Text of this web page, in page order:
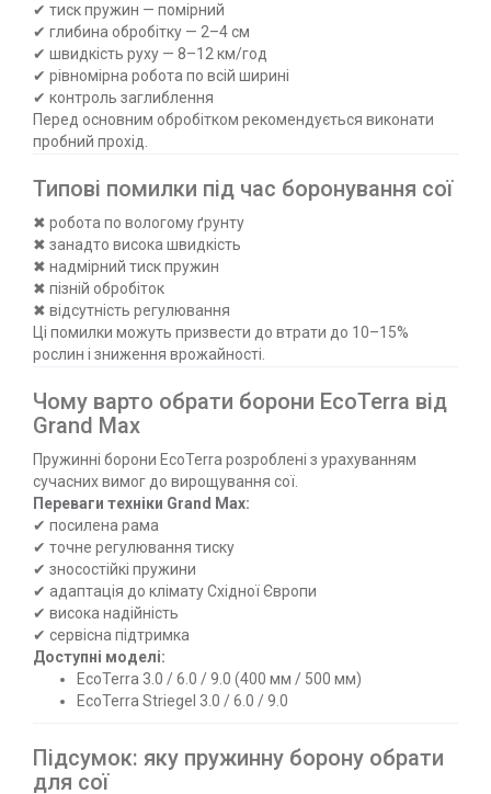
✔ тиск пружин — помірний
✔ глибина обробітку — 2–4 см
✔ швидкість руху — 8–12 км/год
✔ рівномірна робота по всій ширині
✔ контроль заглиблення
Перед основним обробітком рекомендується виконати
пробний прохід.
Типові помилки під час боронування сої
✖ робота по вологому ґрунту
✖ занадто висока швидкість
✖ надмірний тиск пружин
✖ пізній обробіток
✖ відсутність регулювання
Ці помилки можуть призвести до втрати до 10–15%
рослин і зниження врожайності.
Чому варто обрати борони EcoTerra від
Grand Max
Пружинні борони EcoTerra розроблені з урахуванням
сучасних вимог до вирощування сої.
Переваги техніки Grand Max:
✔ посилена рама
✔ точне регулювання тиску
✔ зносостійкі пружини
✔ адаптація до клімату Східної Європи
✔ висока надійність
✔ сервісна підтримка
Доступні моделі:
EcoTerra 3.0 / 6.0 / 9.0 (400 мм / 500 мм)
EcoTerra Striegel 3.0 / 6.0 / 9.0
Підсумок: яку пружинну борону обрати
для сої